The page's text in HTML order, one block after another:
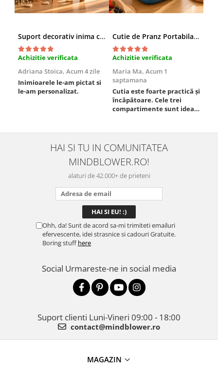
Suport decorativ inima cu mesaje, Cadou cu suflet
Achizitie verificata
Adriana Stoica, Acum 4 zile
Inimioarele le-am pictat si
le-am personalizat.
Cutie de Pranz Portabila cu Compartimente
Achizitie verificata
Maria Ma, Acum 1
saptamana
Cutia este foarte practică și
încăpătoare. Cele trei
compartimente sunt ideale
este sigură, fără scurgeri. O
folosesc aproape zilnic la
serviciu și sunt foarte
mulțumită.
HAI SI TU IN COMUNITATEA
MINDBLOWER.RO!
alaturi de 42.000+ de prieteni
Ohh, da! Sunt de acord sa-mi trimiteti emailuri
efervescente, idei strasnice si cadouri Gratuite.
Boring stuffhere
Social Urmareste-ne in social media
Suport clienti Luni-Vineri 09:00 - 18:00
contact@mindblower.ro
MAGAZIN